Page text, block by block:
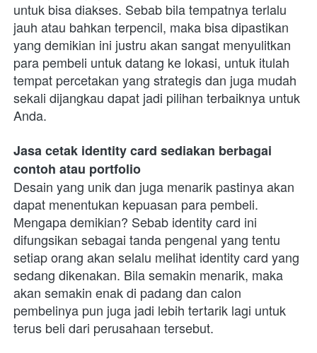
untuk bisa diakses. Sebab bila tempatnya terlalu
jauh atau bahkan terpencil, maka bisa dipastikan
yang demikian ini justru akan sangat menyulitkan
para pembeli untuk datang ke lokasi, untuk itulah
tempat percetakan yang strategis dan juga mudah
sekali dijangkau dapat jadi pilihan terbaiknya untuk
Anda.
Jasa cetak identity card sediakan berbagai
contoh atau portfolio
Desain yang unik dan juga menarik pastinya akan
dapat menentukan kepuasan para pembeli.
Mengapa demikian? Sebab identity card ini
difungsikan sebagai tanda pengenal yang tentu
setiap orang akan selalu melihat identity card yang
sedang dikenakan. Bila semakin menarik, maka
akan semakin enak di padang dan calon
pembelinya pun juga jadi lebih tertarik lagi untuk
terus beli dari perusahaan tersebut.